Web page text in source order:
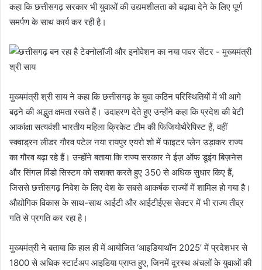
कहा कि छत्तीसगढ़ सरकार भी युवाओं की उद्यमशीलता को बढ़ावा देने के लिए पूर्ण
समर्पण के साथ कार्य कर रही है।
मुख्यमंत्री श्री साय ने कहा कि छत्तीसगढ़ के युवा कठिन परिस्थितियों में भी आगे
बढ़ने की अद्भुत क्षमता रखते हैं। उदाहरण देते हुए उन्होंने कहा कि प्रदेश की बेटी
आकांक्षा सत्यवंशी भारतीय महिला क्रिकेट टीम की फिजियोथैरेपिस्ट हैं, वहीं
स्क्वाड्रन लीडर गौरव पटेल नया रायपुर एयरो शो में फाइटर प्लेन उड़ाकर राज्य
का गौरव बढ़ा रहे हैं। उन्होंने बताया कि राज्य सरकार ने ईज़ ऑफ डूइंग बिज़नेस
और सिंगल विंडो सिस्टम को सशक्त करते हुए 350 से अधिक सुधार किए हैं,
जिससे छत्तीसगढ़ निवेश के लिए देश के सबसे आकर्षक राज्यों में शामिल हो गया है।
औद्योगिक विकास के साथ-साथ आईटी और आईटीईएस सेक्टर में भी राज्य तीव्र
गति से प्रगति कर रहा है।
मुख्यमंत्री ने बताया कि हाल ही में आयोजित ‘आइडियाथॉन 2025’ में प्रदेशभर से
1800 से अधिक स्टार्टअप आइडिया प्राप्त हुए, जिनमें दूरस्थ अंचलों के युवाओं की